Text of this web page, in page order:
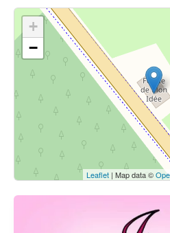
Cliquez sur le bouton
Voir la
+
−
Leaflet | Map data ©